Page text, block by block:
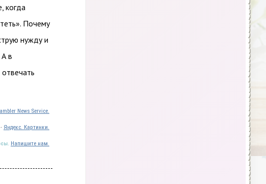
когда
Почему
нужду и
в
News Service.
Яндекс. Картинки.
Напишите нам.